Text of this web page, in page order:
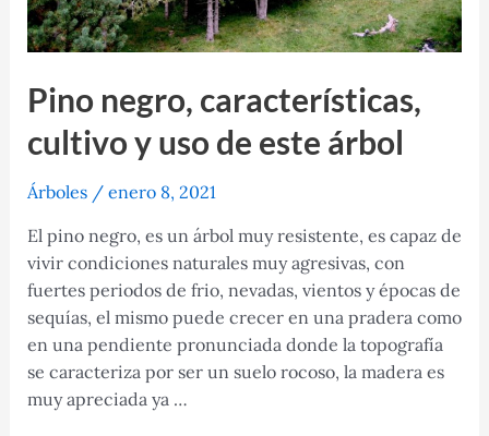
Pino negro, características,
cultivo y uso de este árbol
Árboles/ enero 8, 2021
El pino negro, es un árbol muy resistente, es capaz de
vivir condiciones naturales muy agresivas, con
fuertes periodos de frio, nevadas, vientos y épocas de
sequías, el mismo puede crecer en una pradera como
en una pendiente pronunciada donde la topografía
se caracteriza por ser un suelo rocoso, la madera es
muy apreciada ya …